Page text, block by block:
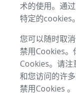
术的使用。通
特定的cookies。
您可以随时取
禁用Cookies。
Cookies。请
和您访问的许
禁用Cookies 。